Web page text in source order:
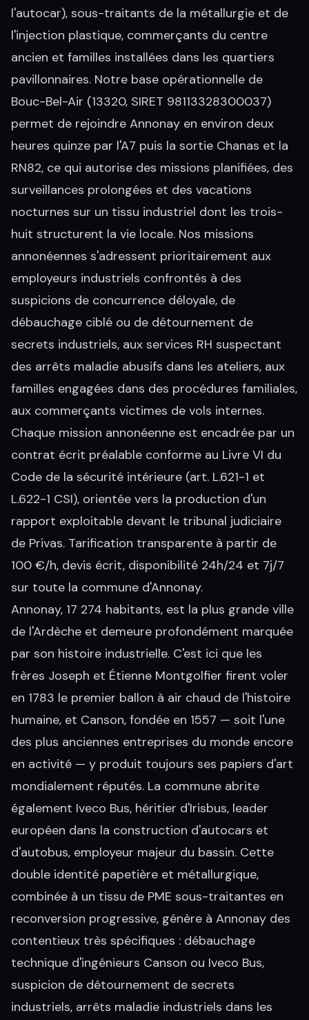
l'autocar), sous-traitants de la métallurgie et de
l'injection plastique, commerçants du centre
ancien et familles installées dans les quartiers
pavillonnaires. Notre base opérationnelle de
Bouc-Bel-Air (13320, SIRET 98113328300037)
permet de rejoindre Annonay en environ deux
heures quinze par l'A7 puis la sortie Chanas et la
RN82, ce qui autorise des missions planifiées, des
surveillances prolongées et des vacations
nocturnes sur un tissu industriel dont les trois-
huit structurent la vie locale. Nos missions
annonéennes s'adressent prioritairement aux
employeurs industriels confrontés à des
suspicions de concurrence déloyale, de
débauchage ciblé ou de détournement de
secrets industriels, aux services RH suspectant
des arrêts maladie abusifs dans les ateliers, aux
familles engagées dans des procédures familiales,
aux commerçants victimes de vols internes.
Chaque mission annonéenne est encadrée par un
contrat écrit préalable conforme au Livre VI du
Code de la sécurité intérieure (art. L.621-1 et
L.622-1 CSI), orientée vers la production d'un
rapport exploitable devant le tribunal judiciaire
de Privas. Tarification transparente à partir de
100 €/h, devis écrit, disponibilité 24h/24 et 7j/7
sur toute la commune d'Annonay.
Annonay, 17 274 habitants, est la plus grande ville
de l'Ardèche et demeure profondément marquée
par son histoire industrielle. C'est ici que les
frères Joseph et Étienne Montgolfier firent voler
en 1783 le premier ballon à air chaud de l'histoire
humaine, et Canson, fondée en 1557 — soit l'une
des plus anciennes entreprises du monde encore
en activité — y produit toujours ses papiers d'art
mondialement réputés. La commune abrite
également Iveco Bus, héritier d'Irisbus, leader
européen dans la construction d'autocars et
d'autobus, employeur majeur du bassin. Cette
double identité papetière et métallurgique,
combinée à un tissu de PME sous-traitantes en
reconversion progressive, génère à Annonay des
contentieux très spécifiques : débauchage
technique d'ingénieurs Canson ou Iveco Bus,
suspicion de détournement de secrets
industriels, arrêts maladie industriels dans les